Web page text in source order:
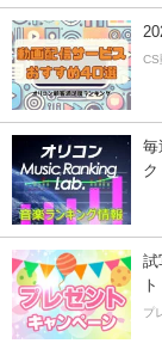
CS
毎
ク
試
ト
プ